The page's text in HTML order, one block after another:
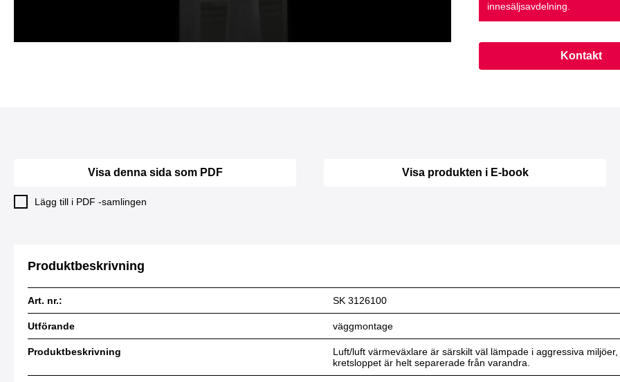
innesäljsavdelning.
Kontakt
Visa denna sida som PDF
Lägg till i PDF -samlingen
Visa produkten i E-book
Produktbeskrivning
Art. nr.: SK 3126100
Utförande väggmontage
Produktbeskrivning
Luft/luft värmeväxlare är särskilt väl lämpade i aggressiva
kretsloppet är helt separerade från varandra.